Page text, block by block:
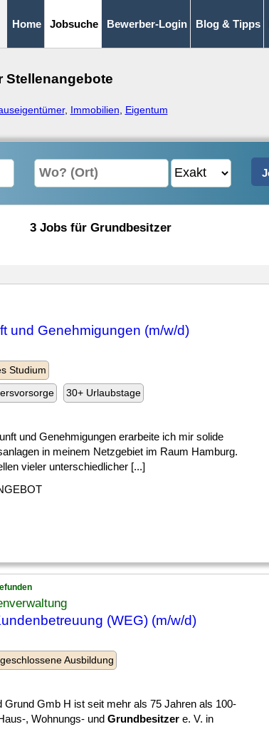
Home Jobsuche Bewerber-Login Blog & Tipps
Stellenangebote
, Immobilien Eigentum
3 Jobs für Grundbesitzer
und Genehmigungen (m/w/d)
Studium
30+ Urlaubstage
und Genehmigungen erarbeite ich mir solide
in meinem Netzgebiet im Raum Hamburg.
vieler unterschiedlicher [...]
(WEG) (m/w/d)
Ausbildung
Gmb H ist seit mehr als 75 Jahren als 100-
, Wohnungs- und Grundbesitzer e. V. in